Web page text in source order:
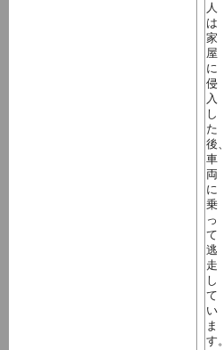
人
は
家
屋
に
侵
入
し
た
後、
車
両
に
乗
っ
て
逃
走
し
て
い
ま
す。